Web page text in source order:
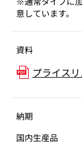
意しています。
資料
プライス
納期
国内生産品